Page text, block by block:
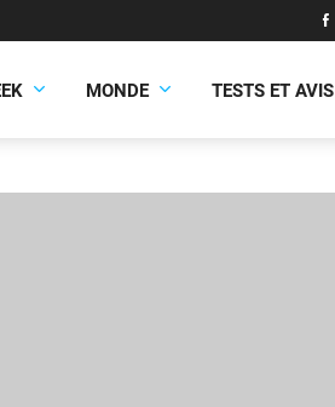
MONDE TESTS ET AVIS